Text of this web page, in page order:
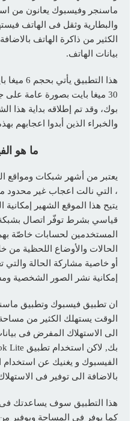
ماسنجر وفيسبوك يعانون من
والبطارية وثقل فى الهاتف
الكثير من ذاكرة الهاتف
بيانات الهاتف.
هذا
30 ميغا بايت بصورة عامة
بوك، وقد تم إطلاقه بداية هذا
والخبراء الذين أبدوا اعجابهم
ما هو
يعتبر من أشهر شبكات ومواقع
، التي نالت اعجاب غير
يتيح هذا الموقع الشهير
قياسي بشرط توفّر اتصال بشبكة
المستخدمين لحسابات خاصّة
الحالات والأوضاع اللحظية من
أو خاصية مشاركة الحالة والتي
إمكانية نشر الصور الشخصية
ان تطبيق فيسبوك وتطبيق
الوقت يستهلك الكثير من مساحة
الى الاستهلاك المفرض فى
الفيسبوك و يغنيك عن استخدام
بالاضافة الى توفير فى
هذا التطبيق سوف يساعدتك فى
كما يوفر فى المساحة ويوفير